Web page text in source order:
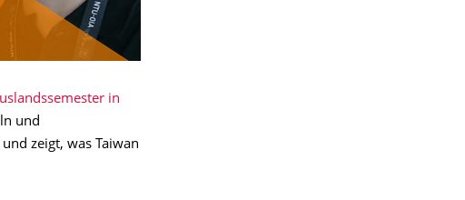
in
und
zeigt, was Taiwan